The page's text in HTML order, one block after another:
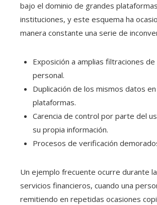
bajo el dominio de grandes
instituciones, y este esquema ha
manera constante una serie de
Exposición a amplias filtraciones
personal.
Duplicación de los mismos datos
plataformas.
Carencia de control por parte del
su propia información.
Procesos de verificación
Un ejemplo frecuente ocurre durante
servicios financieros, cuando una
remitiendo en repetidas ocasiones